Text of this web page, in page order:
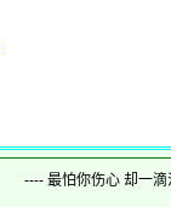
---- 最怕你伤心 却一